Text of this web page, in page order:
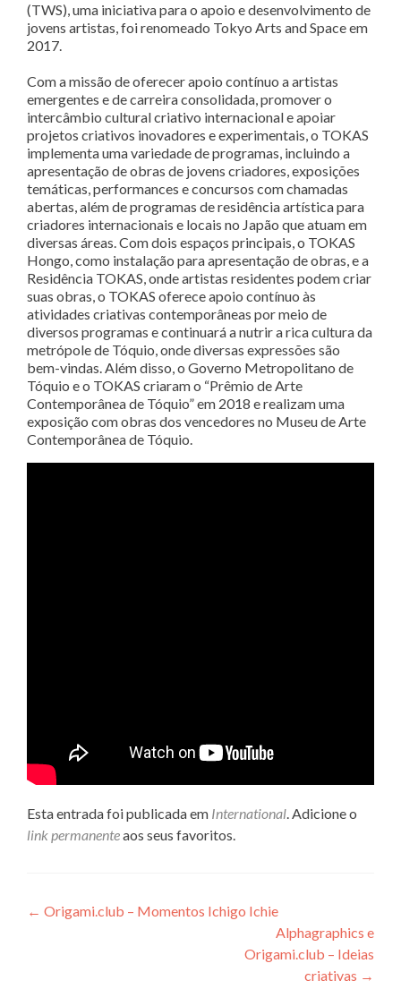
(TWS), uma iniciativa para o apoio e desenvolvimento de
jovens artistas, foi renomeado Tokyo Arts and Space em
2017.
Com a missão de oferecer apoio contínuo a artistas
emergentes e de carreira consolidada, promover o
intercâmbio cultural criativo internacional e apoiar
projetos criativos inovadores e experimentais, o TOKAS
implementa uma variedade de programas, incluindo a
apresentação de obras de jovens criadores, exposições
temáticas, performances e concursos com chamadas
abertas, além de programas de residência artística para
criadores internacionais e locais no Japão que atuam em
diversas áreas. Com dois espaços principais, o TOKAS
Hongo, como instalação para apresentação de obras, e a
Residência TOKAS, onde artistas residentes podem criar
suas obras, o TOKAS oferece apoio contínuo às
atividades criativas contemporâneas por meio de
diversos programas e continuará a nutrir a rica cultura da
metrópole de Tóquio, onde diversas expressões são
bem-vindas. Além disso, o Governo Metropolitano de
Tóquio e o TOKAS criaram o “Prêmio de Arte
Contemporânea de Tóquio” em 2018 e realizam uma
exposição com obras dos vencedores no Museu de Arte
Contemporânea de Tóquio.
Esta entrada foi publicada em International. Adicione o
link permanenteaos seus favoritos.
Navegação
← Origami.club – Momentos Ichigo Ichie
Alphagraphics e
Origami.club – Ideias
criativas →